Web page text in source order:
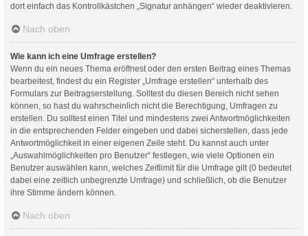
dort einfach das Kontrollkästchen „Signatur anhängen“ wieder deaktivieren.
Nach oben
Wie kann ich eine Umfrage erstellen?
Wenn du ein neues Thema eröffnest oder den ersten Beitrag eines Themas
bearbeitest, findest du ein Register „Umfrage erstellen“ unterhalb des
Formulars zur Beitragserstellung. Solltest du diesen Bereich nicht sehen
können, so hast du wahrscheinlich nicht die Berechtigung, Umfragen zu
erstellen. Du solltest einen Titel und mindestens zwei Antwortmöglichkeiten
in die entsprechenden Felder eingeben und dabei sicherstellen, dass jede
Antwortmöglichkeit in einer eigenen Zeile steht. Du kannst auch unter
„Auswahlmöglichkeiten pro Benutzer“ festlegen, wie viele Optionen ein
Benutzer auswählen kann, welches Zeitlimit für die Umfrage gilt (0 bedeutet
dabei eine zeitlich unbegrenzte Umfrage) und schließlich, ob die Benutzer
ihre Stimme ändern können.
Nach oben